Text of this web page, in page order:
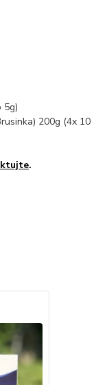
5g)
200g (4x 10
.